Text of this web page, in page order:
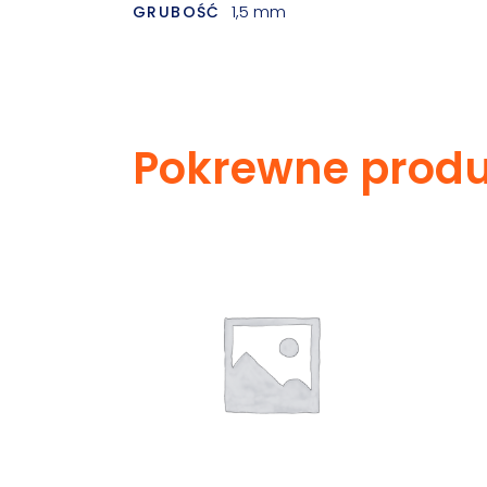
GRUBOŚĆ 1,5 mm
Pokrewne